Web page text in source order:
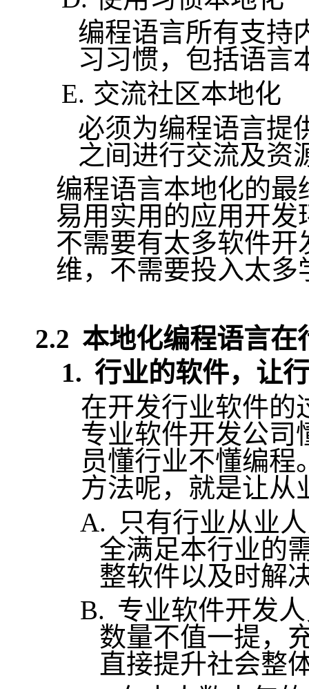
编程语言所有支持
习习惯，包括语言
E. 交流社区本地化
必须为编程语言提
之间进行交流及资
编程语言本地化的
易用实用的应用开
不需要有太多软件
维，不需要投入太
2.2 本地化编程语言在
1. 行业的软件，让
在开发行业软件的
专业软件开发公司
员懂行业不懂编程
方法呢，就是让从
A.
只有行业从业
全满足本行业的
整软件以及时解
B. 专业软件开发
数量不值一提，
直接提升社会整